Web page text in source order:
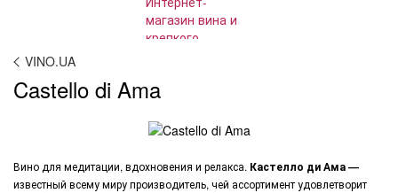
VINO.UA
Castello di Ama
Вино для медитации, вдохновения и релакса. Кастелло ди Ама —
известный всему миру производитель, чей ассортимент удовлетворит